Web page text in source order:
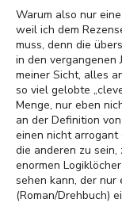
Warum also nur
weil ich dem
muss, denn die
in den vergangenen
meiner Sicht, alles
so viel gelobte
Menge, nur eben
an der Definition
einen nicht
die anderen zu
enormen
sehen kann, der
(Roman/Drehbuch)